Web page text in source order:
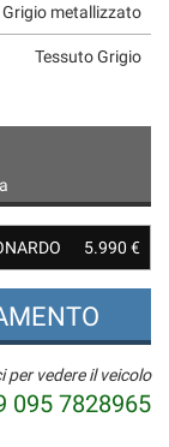
Grigio metallizzato
Tessuto Grigio
5.990 €
per vedere il veicolo
095 7828965